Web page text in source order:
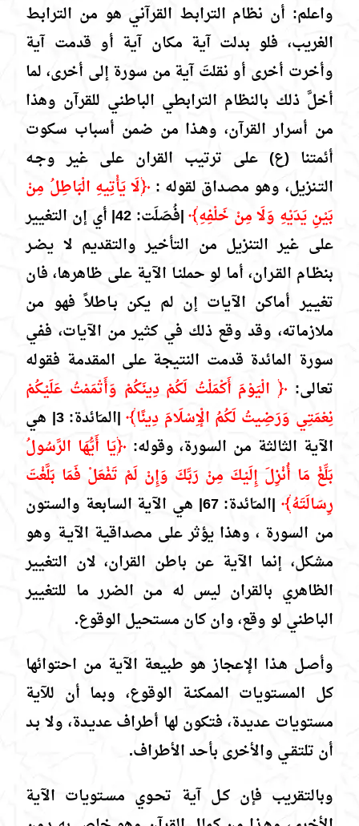
واعلم: أن نظام الترابط القرآني هو من الترابط
الغريب، فلو بدلت آية مكان آية أو قدمت آية
وأخرت أخرى أو نقلتَ آية من سورة إلى أخرى، لما
أخلَّ ذلك بالنظام الترابطي الباطني للقرآن وهذا
من أسرار القرآن، وهـذا من ضمن أسباب سكوت
أئمتنا (ع) على ترتيب القران على غير وجـه
التـنزيل، وهو مصـداق لقوله : ﴿لَا يَأْتِيهِ الْبَاطِلُ مِنْ
بَيْنِ يَدَيْهِ وَلَا مِنْ خَلْفِهِ﴾
|فُصَلَت: 42| أي إن التغيير
على غير التنزيل من التأخير والتقديم لا يضـر
بنظـام القـران، أما لو حملنـا الآية على ظاهرها، فان
تغيـير أماكن الآيات إن لم يكن بـاطلاً فهو من
ملازماته، وقد وقع ذلك في كثير من الآيات، ففي
سورة المائدة قدمت النتيجة على المقدمة فقوله
تعالى: ﴿ الْيَوْمَ أَكْمَلْتُ لَكُمْ دِينَكُمْ وَأَتْمَمْتُ عَلَيْكُمْ
نِعْمَتِي وَرَضِيتُ لَكُمُ الْإِسْلَامَ دِينًا﴾
|المـَائدة: 3| هي
الآية الثالثة من السورة، وقوله:﴿يَا أَيُّهَا الرَّسُولُ
بَلِّغْ مَا أُنْزِلَ إِلَيْكَ مِنْ رَبِّكَ وَإِنْ لَمْ تَفْعَلْ فَمَا بَلَّغْتَ
رِسَالَتَهُ﴾
|المـَائدة: 67| هي الآية السابعة والستون
من السورة ، وهذا يؤثر على مصداقية الآيـة وهو
مشكل، إنما الآية عن باطن القران، لان التغيير
الظاهري بالقران ليس له مـن الضرر ما للتغيير
الباطني لو وقع، وان كان مستحيل الوقوع.
وأصـل هـذا الإعجاز هو طبيعة الآية من احتوائها
كل المستويات الممكنـة الوقوع، وبما أن للآية
مستويات عديدة، فتكون لها أطراف عديـدة، ولا بـد
أن تلتقـي والأخرى بأحد الأطراف.
وبالتقريب فإن كـل آية تحـوي مسـتويات الآية